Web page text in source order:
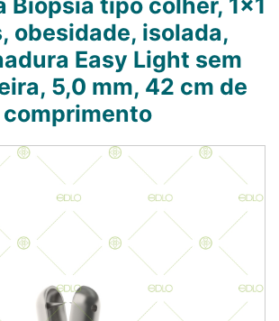
obesidade, isolada,
Easy Light sem
5,0 mm, 42 cm de
comprimento